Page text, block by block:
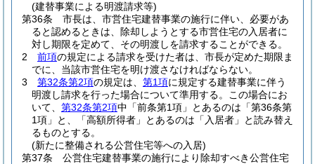
(建替事業による明渡請求等)
第36条
市長は、市営住宅建替事業の施行に伴い、必要があ
ると認めるときは、除却しようとする市営住宅の入居者に
対し期限を定めて、その明渡しを請求することができる。
2
前項の規定による請求を受けた者は、市長が定めた期限ま
でに、当該市営住宅を明け渡さなければならない。
3
第32条第2項の規定は、 第1項に規定する建替事業に伴う
明渡し請求を行った場合について準用する。
この場合にお
いて、 第32条第2項中「前条第1項」とあるのは「第36条第
1項」と、「高額所得者」とあるのは「入居者」と読み替え
るものとする。
(新たに整備される公営住宅等への入居)
第37条
公営住宅建替事業の施行により除却すべき公営住宅